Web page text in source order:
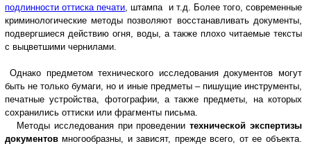
подлинности оттиска печати, штампа и т.д. Более того, современные
криминологические методы позволяют восстанавливать документы,
подвергшиеся действию огня, воды, а также плохо читаемые тексты
с выцветшими чернилами.
Однако предметом технического исследования документов могут
быть не только бумаги, но и иные предметы – пишущие инструменты,
печатные устройства, фотографии, а также предметы, на которых
сохранились оттиски или фрагменты письма.
Методы исследования при проведениитехнической экспертизы
документов многообразны, и зависят, прежде всего, от ее объекта.